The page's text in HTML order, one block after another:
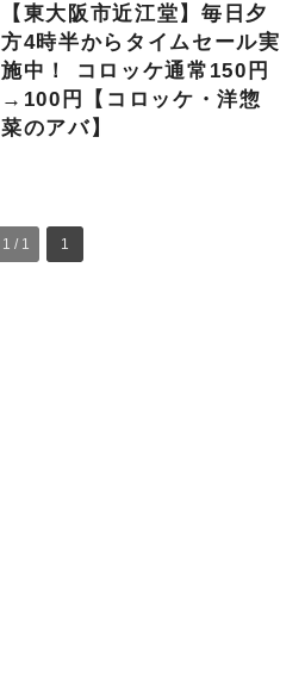
【東大阪市近江堂】毎日夕
方4時半からタイムセール実
施中！ コロッケ通常150円
→100円【コロッケ・洋惣
菜のアバ】
1 / 1 1